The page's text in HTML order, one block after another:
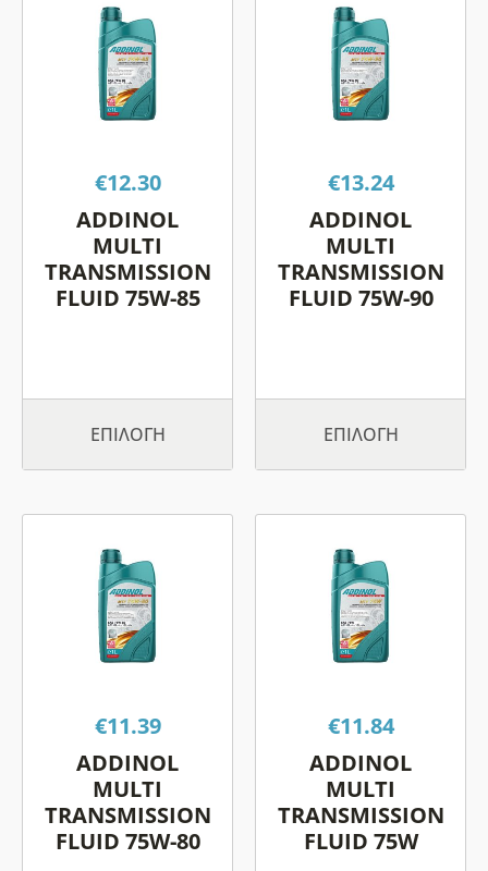
€12.30
ADDINOL
MULTI
TRANSMISSION
FLUID 75W-85
ΕΠΙΛΟΓΉ
το
προϊόν
έχει
πολλαπλές
παραλλαγές.
επιλογές
μπορούν
να
επιλεγούν
στη
€13.24
ADDINOL
MULTI
TRANSMISSION
FLUID 75W-90
ΕΠΙΛΟΓΉ
το
προϊόν
έχει
πολλαπλές
παραλλαγές.
επιλογές
μπορούν
να
επιλεγούν
στη
€11.39
ADDINOL
MULTI
TRANSMISSION
FLUID 75W-80
το
προϊόν
έχει
πολλαπλές
παραλλαγές.
επιλογές
μπορούν
να
επιλεγούν
στη
€11.84
ADDINOL
MULTI
TRANSMISSION
FLUID 75W
το
προϊόν
έχει
πολλαπλές
παραλλαγές.
επιλογές
μπορούν
να
επιλεγούν
στη